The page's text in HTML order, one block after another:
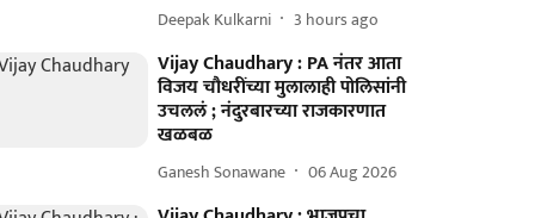
Deepak Kulkarni 3 hours ago
Vijay Chaudhary : PA नंतर आता
विजय चौधरींच्या मुलालाही पोलिसांनी
उचललं ; नंदुरबारच्या राजकारणात
खळबळ
Ganesh Sonawane 06 Aug 2026